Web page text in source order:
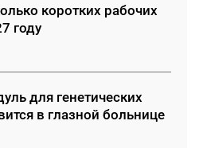
коротких рабочих
году
для генетических
в глазной больнице